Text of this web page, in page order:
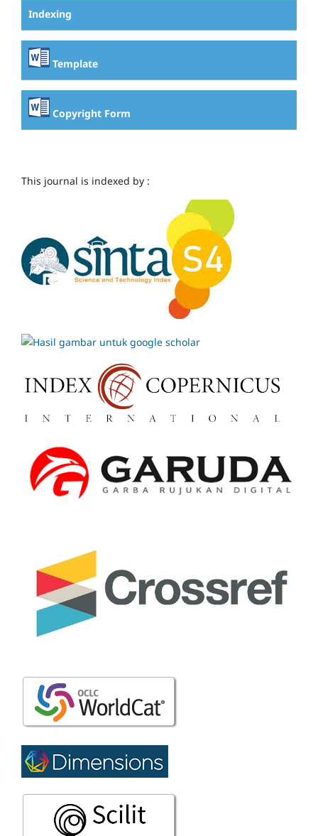
Indexing
Template
Copyright Form
This journal is indexed by :